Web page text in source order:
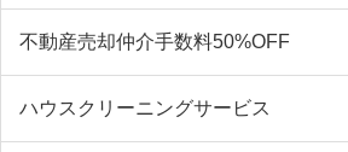
不動産売却仲介手数料50%OFF
ハウスクリーニングサービス